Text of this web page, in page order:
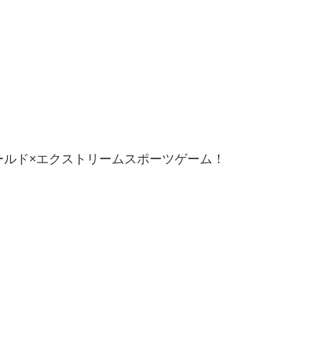
ド×エクストリームスポーツゲーム！